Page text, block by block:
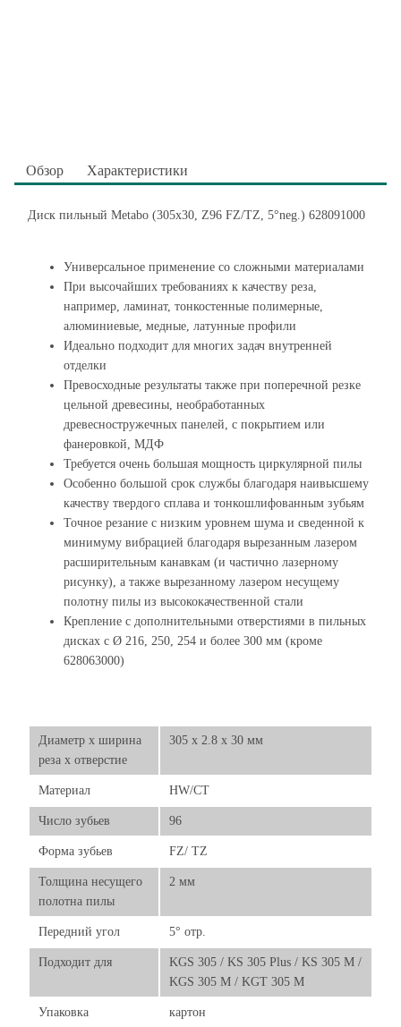
Обзор Характеристики
Диск пильный Metabo (305x30, Z96 FZ/TZ, 5°neg.) 628091000
Универсальное применение со сложными материалами
При высочайших требованиях к качеству реза,
например, ламинат, тонкостенные полимерные,
алюминиевые, медные, латунные профили
Идеально подходит для многих задач внутренней
отделки
Превосходные результаты также при поперечной резке
цельной древесины, необработанных
древесностружечных панелей, с покрытием или
фанеровкой, МДФ
Требуется очень большая мощность циркулярной пилы
Особенно большой срок службы благодаря наивысшему
качеству твердого сплава и тонкошлифованным зубьям
Точное резание с низким уровнем шума и сведенной к
минимуму вибрацией благодаря вырезанным лазером
расширительным канавкам (и частично лазерному
рисунку), а также вырезанному лазером несущему
полотну пилы из высококачественной стали
Крепление с дополнительными отверстиями в пильных
дисках с Ø 216, 250, 254 и более 300 мм (кроме
628063000)
Диаметр х ширина
реза х отверстие
305 x 2.8 x 30 мм
Материал HW/CT
Число зубьев 96
Форма зубьев FZ/ TZ
Толщина несущего
полотна пилы
2 мм
Передний угол 5° отр.
Подходит для
KGS 305 / KS 305 Plus / KS 305 M /
KGS 305 M / KGT 305 M
Упаковка картон